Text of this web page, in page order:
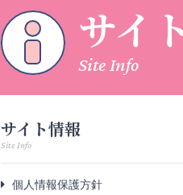
サイ
Site Info
サイト情報
Site Info
個人情報保護方針